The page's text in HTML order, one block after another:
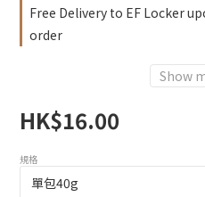
Free Delivery to EF Locker
order
Show
HK$16.00
規格